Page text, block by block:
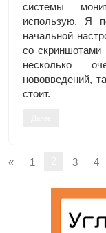
системы
использую. Я
начальной
со скриншотами
несколько
нововведений,
стоит.
« 1 3 4